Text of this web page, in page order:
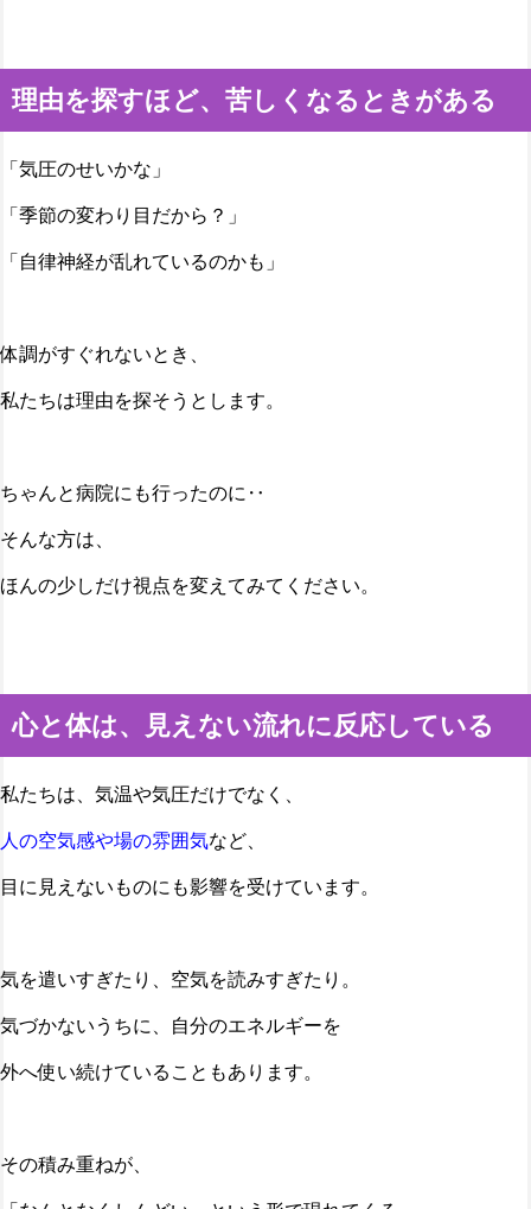
理由を探すほど、苦しくなるときがある
「気圧のせいかな」
「季節の変わり目だから？」
「自律神経が乱れているのかも」
体調がすぐれないとき、
私たちは理由を探そうとします。
ちゃんと病院にも行ったのに‥
そんな方は、
ほんの少しだけ視点を変えてみてください。
心と体は、見えない流れに反応している
私たちは、気温や気圧だけでなく、
人の空気感や場の雰囲気など、
目に見えないものにも影響を受けています。
気を遣いすぎたり、空気を読みすぎたり。
気づかないうちに、自分のエネルギーを
外へ使い続けていることもあります。
その積み重ねが、